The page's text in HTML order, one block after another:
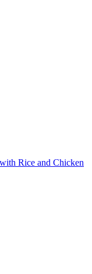
Rice and Chicken